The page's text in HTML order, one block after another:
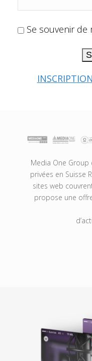
Se souvenir de
INSCRIPTION
Media One
privées en Suisse
sites web
propose une